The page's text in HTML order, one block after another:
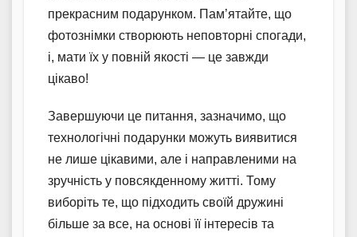
прекрасним подарунком. Пам’ятайте, що
фотознімки створюють неповторні спогади,
і, мати їх у повній якості — це завжди
цікаво!
Завершуючи це питання, зазначимо, що
технологічні подарунки можуть виявитися
не лише цікавими, але і направленими на
зручність у повсякденному житті. Тому
виборіть те, що підходить своїй дружині
більше за все, на основі її інтересів та